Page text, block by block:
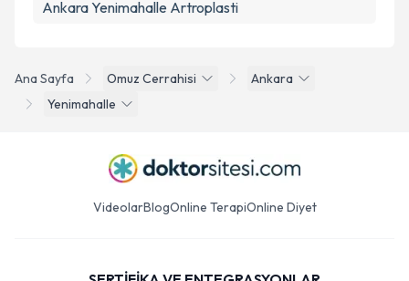
Ana Sayfa Omuz Cerrahisi
Ankara
Yenimahalle
Ankara Yenimahalle Artroplasti
VideolarBlogOnline TerapiOnline Diyet